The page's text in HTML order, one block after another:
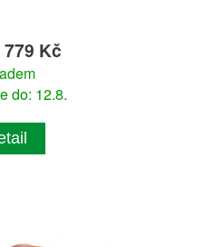
Kč
do: 12.8.